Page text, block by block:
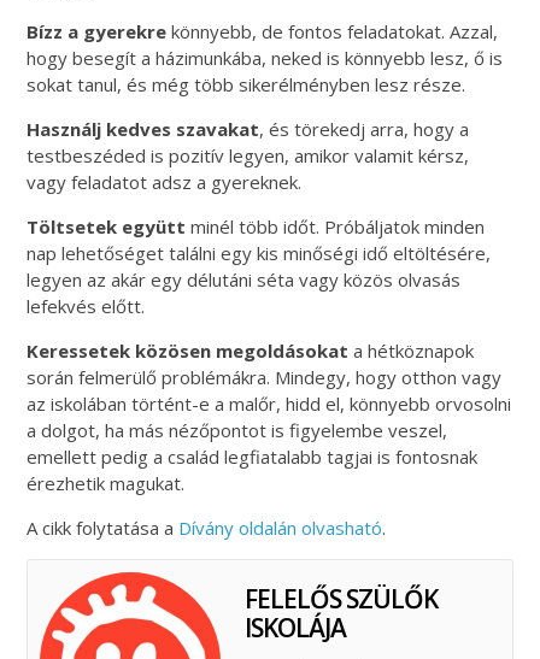
Bízz a gyerekre könnyebb, de fontos feladatokat. Azzal,
hogy besegít a házimunkába, neked is könnyebb lesz, ő is
sokat tanul, és még több sikerélményben lesz része.
Használj kedves szavakat, és törekedj arra, hogy a
testbeszéded is pozitív legyen, amikor valamit kérsz,
vagy feladatot adsz a gyereknek.
Töltsetek együtt minél több időt. Próbáljatok minden
nap lehetőséget találni egy kis minőségi idő eltöltésére,
legyen az akár egy délutáni séta vagy közös olvasás
lefekvés előtt.
Keressetek közösen megoldásokat a hétköznapok
során felmerülő problémákra. Mindegy, hogy otthon vagy
az iskolában történt-e a malőr, hidd el, könnyebb orvosolni
a dolgot, ha más nézőpontot is figyelembe veszel,
emellett pedig a család legfiatalabb tagjai is fontosnak
érezhetik magukat.
A cikk folytatása a Dívány oldalán olvasható.
FELELŐS SZÜLŐK
ISKOLÁJA